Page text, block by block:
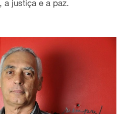
a justiça e a paz.